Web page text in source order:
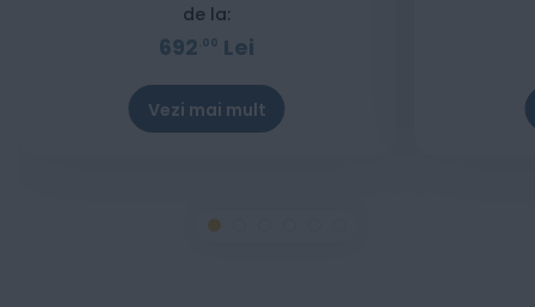
de la:
692 00 Lei
Vezi mai mult